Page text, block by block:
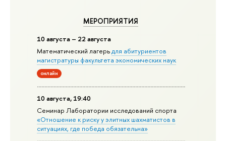
МЕРОПРИЯТИЯ
10 августа – 22 августа
Математический лагерьдля абитуриентов
магистратуры факультета экономических наук
онлайн
10 августа, 19:40
Семинар Лаборатории исследований спорта
«Отношение к риску у элитных шахматистов в
ситуациях, где победа обязательна»